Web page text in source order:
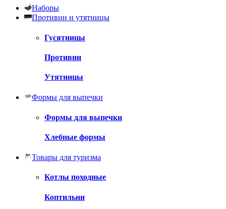
Наборы
Противни и утятницы
Гусятницы
Противни
Утятницы
Формы для выпечки
Формы для выпечки
Хлебные формы
Товары для туризма
Котлы походные
Коптильни